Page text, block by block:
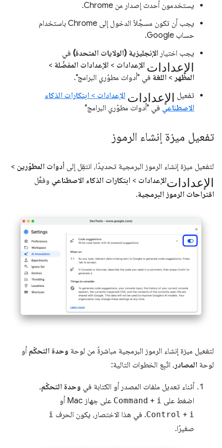
يستخدمون أحدث إصدار من Chrome.
يجب أن تكون مسجِّلاً الدخول إلى Chrome باستخدام
حساب Google.
يجب اختيار الإنجليزية (الولايات المتحدة) في
الإعدادات الإعدادات > الإعدادات المفضّلة >
المظهر > اللغة في "أدوات مطوّري البرامج".
تفعيل الإعدادات الإعدادات > ابتكارات الذكاء
الاصطناعي في "أدوات مطوّري البرامج"
تفعيل ميزة إنشاء الرموز
لتفعيل ميزة إنشاء الرموز البرمجية تحديدًا، انتقِل إلى أدوات المطوّرين >
الإعداداتالإعدادات > ابتكارات الذكاء الاصطناعي وفعِّل
اقتراحات الرموز البرمجية.
لتفعيل ميزة إنشاء الرموز البرمجية مباشرةً من لوحة وحدة التحكّم أو
لوحة المصادر ، اتّبِع الخطوات التالية:
أثناء تعديل ملفات المصدر أو الكتابة في وحدة التحكّم،
اضغط على
Command + i على جهاز Mac أو
Control + i . في هذا الاختصار، يكون الحرف i
صغيرًا.